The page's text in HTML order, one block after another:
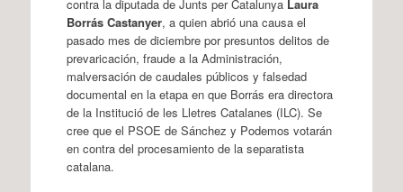
contra la diputada de Junts per Catalunya Laura
Borrás Castanyer, a quien abrió una causa el
pasado mes de diciembre por presuntos delitos de
prevaricación, fraude a la Administración,
malversación de caudales públicos y falsedad
documental en la etapa en que Borrás era directora
de la Institució de les Lletres Catalanes (ILC). Se
cree que el PSOE de Sánchez y Podemos votarán
en contra del procesamiento de la separatista
catalana.